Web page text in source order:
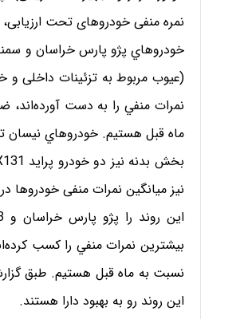
خودروهاي پژو پارس خراسان و
ماه قبل هستيم. خودروهاي نیسان
این روند رو به بهبود دارا هستند.